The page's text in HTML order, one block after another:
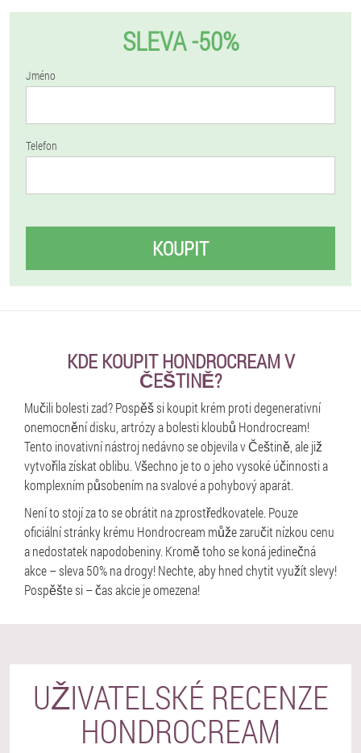
SLEVA -50%
Jméno
Telefon
KOUPIT
KDE KOUPIT HONDROCREAM V
ČEŠTINĚ?
Mučili bolesti zad? Pospěš si koupit krém proti degenerativní
onemocnění disku, artrózy a bolesti kloubů Hondrocream!
Tento inovativní nástroj nedávno se objevila v Češtině, ale již
vytvořila získat oblibu. Všechno je to o jeho vysoké účinnosti a
komplexním působením na svalové a pohybový aparát.
Není to stojí za to se obrátit na zprostředkovatele. Pouze
oficiální stránky krému Hondrocream může zaručit nízkou cenu
a nedostatek napodobeniny. Kromě toho se koná jedinečná
akce –sleva 50%na drogy! Nechte, aby hned chytit využít slevy!
Pospěšte si – čas akcie je omezena!
UŽIVATELSKÉ RECENZE
HONDROCREAM